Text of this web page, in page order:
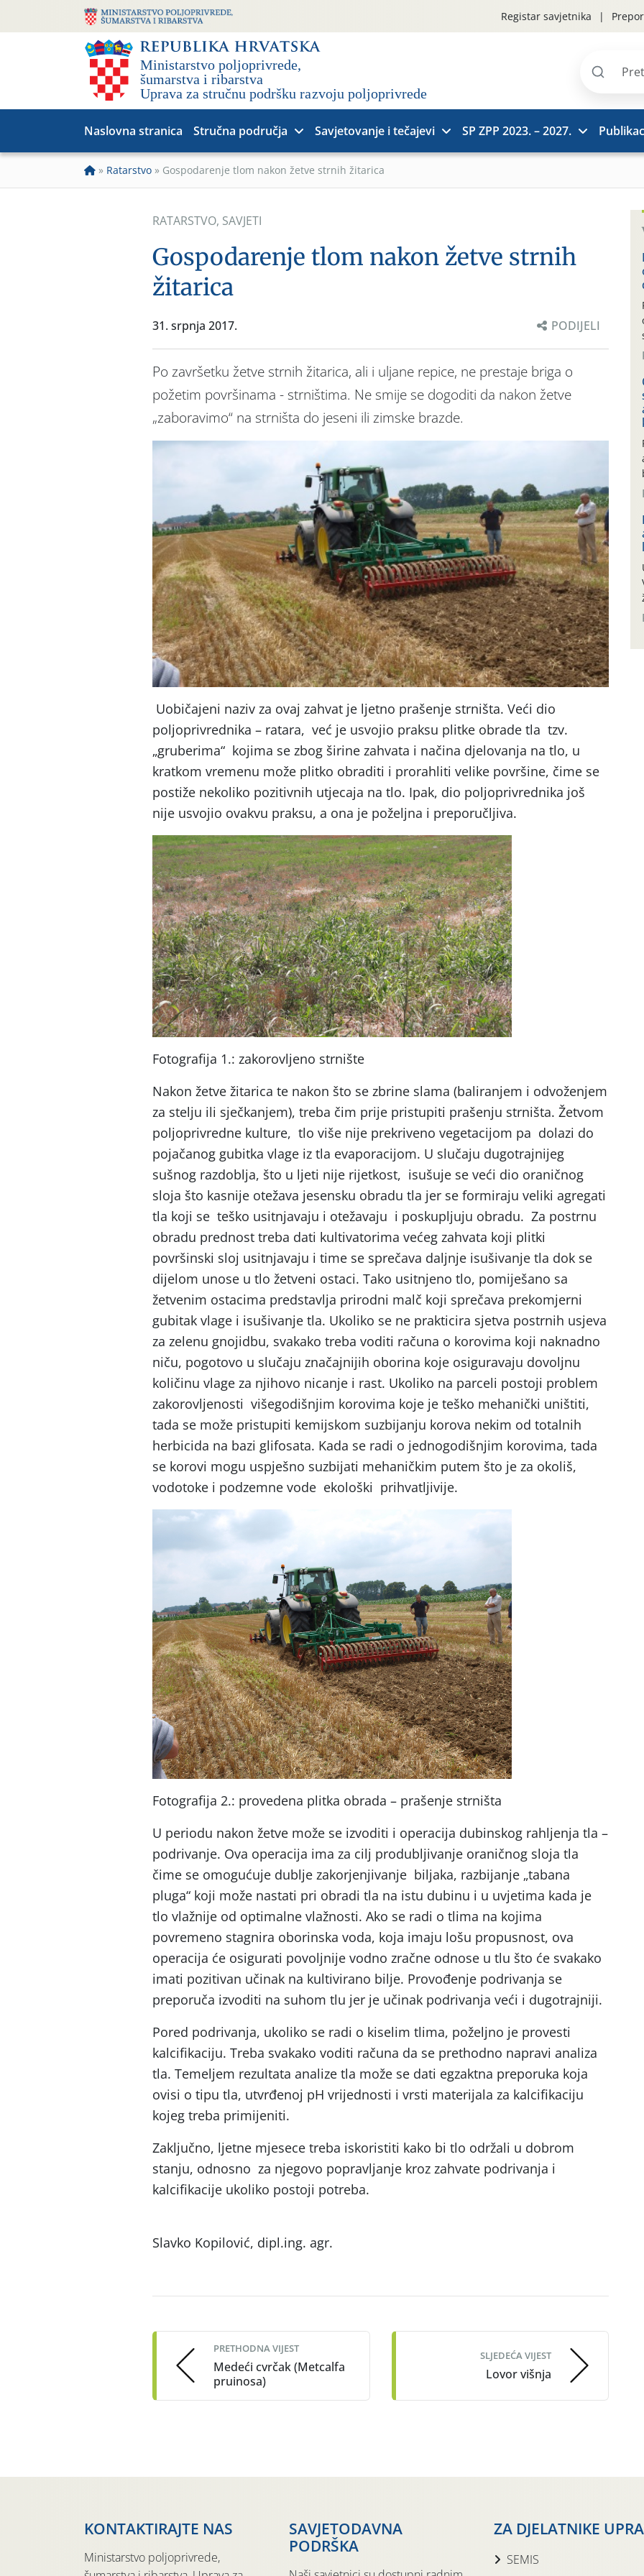
Registar savjetnika
Pretraži
Naslovna stranica Stručna područja Savjetovanje i tečajevi SP ZPP 2023. – 2027.
» Ratarstvo » Gospodarenje tlom nakon žetve strnih žitarica
RATARSTVO, SAVJETI
Gospodarenje tlom nakon žetve strnih
žitarica
31. srpnja 2017. PODIJELI
Po završetku žetve strnih žitarica, ali i uljane repice, ne prestaje briga o
požetim površinama - strništima. Ne smije se dogoditi da nakon žetve
„zaboravimo“ na strništa do jeseni ili zimske brazde.
Uobičajeni naziv za ovaj zahvat je ljetno prašenje strništa. Veći dio
poljoprivrednika – ratara, već je usvojio praksu plitke obrade tla tzv.
„gruberima“ kojima se zbog širine zahvata i načina djelovanja na tlo, u
kratkom vremenu može plitko obraditi i prorahliti velike površine, čime se
postiže nekoliko pozitivnih utjecaja na tlo. Ipak, dio poljoprivrednika još
nije usvojio ovakvu praksu, a ona je poželjna i preporučljiva.
Fotografija 1.: zakorovljeno strnište
Nakon žetve žitarica te nakon što se zbrine slama (baliranjem i odvoženjem
za stelju ili sječkanjem), treba čim prije pristupiti prašenju strništa. Žetvom
poljoprivredne kulture, tlo više nije prekriveno vegetacijom pa dolazi do
pojačanog gubitka vlage iz tla evaporacijom. U slučaju dugotrajnijeg
sušnog razdoblja, što u ljeti nije rijetkost, isušuje se veći dio oraničnog
sloja što kasnije otežava jesensku obradu tla jer se formiraju veliki agregati
tla koji se teško usitnjavaju i otežavaju i poskupljuju obradu. Za postrnu
obradu prednost treba dati kultivatorima većeg zahvata koji plitki
površinski sloj usitnjavaju i time se sprečava daljnje isušivanje tla dok se
dijelom unose u tlo žetveni ostaci. Tako usitnjeno tlo, pomiješano sa
žetvenim ostacima predstavlja prirodni malč koji sprečava prekomjerni
gubitak vlage i isušivanje tla. Ukoliko se ne prakticira sjetva postrnih usjeva
za zelenu gnojidbu, svakako treba voditi računa o korovima koji naknadno
niču, pogotovo u slučaju značajnijih oborina koje osiguravaju dovoljnu
količinu vlage za njihovo nicanje i rast. Ukoliko na parceli postoji problem
zakorovljenosti višegodišnjim korovima koje je teško mehanički uništiti,
tada se može pristupiti kemijskom suzbijanju korova nekim od totalnih
herbicida na bazi glifosata. Kada se radi o jednogodišnjim korovima, tada
se korovi mogu uspješno suzbijati mehaničkim putem što je za okoliš,
vodotoke i podzemne vode ekološki prihvatljivije.
Fotografija 2.: provedena plitka obrada – prašenje strništa
U periodu nakon žetve može se izvoditi i operacija dubinskog rahljenja tla –
podrivanje. Ova operacija ima za cilj produbljivanje oraničnog sloja tla
čime se omogućuje dublje zakorjenjivanje biljaka, razbijanje „tabana
pluga“ koji može nastati pri obradi tla na istu dubinu i u uvjetima kada je
tlo vlažnije od optimalne vlažnosti. Ako se radi o tlima na kojima
povremeno stagnira oborinska voda, koja imaju lošu propusnost, ova
operacija će osigurati povoljnije vodno zračne odnose u tlu što će svakako
imati pozitivan učinak na kultivirano bilje. Provođenje podrivanja se
preporuča izvoditi na suhom tlu jer je učinak podrivanja veći i dugotrajniji.
Pored podrivanja, ukoliko se radi o kiselim tlima, poželjno je provesti
kalcifikaciju. Treba svakako voditi računa da se prethodno napravi analiza
tla. Temeljem rezultata analize tla može se dati egzaktna preporuka koja
ovisi o tipu tla, utvrđenoj pH vrijednosti i vrsti materijala za kalcifikaciju
kojeg treba primijeniti.
Zaključno, ljetne mjesece treba iskoristiti kako bi tlo održali u dobrom
stanju, odnosno za njegovo popravljanje kroz zahvate podrivanja i
kalcifikacije ukoliko postoji potreba.
Slavko Kopilović, dipl.ing. agr.
navigation
PRETHODNA VIJEST
Medeći cvrčak (Metcalfa
pruinosa)
SLJEDEĆA VIJEST
Lovor višnja
KONTAKTIRAJTE NAS
Ministarstvo poljoprivrede,
SAVJETODAVNA
PODRŠKA
ZA DJELATNIKE
SEMIS